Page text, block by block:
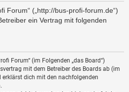
Forum“ („http://bus-profi-forum.de“)
ein Vertrag mit folgenden
Forum“ (im Folgenden „das Board“)
mit dem Betreiber des Boards ab (im
erklärst dich mit den nachfolgenden